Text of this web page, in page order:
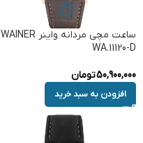
ساعت مچی مردانه واینر WAINER
WA.11120-D
50,900,000تومان
افزودن به سبد خرید